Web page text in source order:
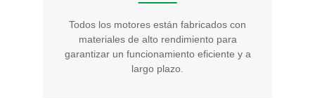
Todos los motores están fabricados con
materiales de alto rendimiento para
garantizar un funcionamiento eficiente y a
largo plazo.